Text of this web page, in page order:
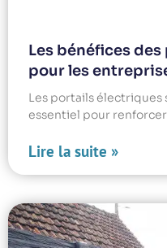
Les bénéfices
pour les
Les portails électriques
essentiel pour
Lire la suite »